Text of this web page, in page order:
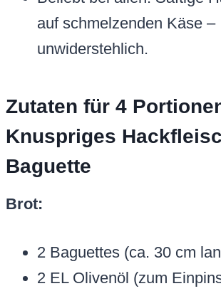
auf schmelzenden Käse –
unwiderstehlich.
Zutaten für 4
Knuspriges
Baguette
Brot:
2 Baguettes (ca. 30 cm
2 EL Olivenöl (zum